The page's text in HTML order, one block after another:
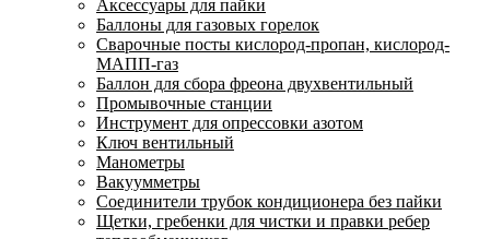
Аксессуары для пайки
Баллоны для газовых горелок
Сварочные посты кислород-пропан, кислород-
МАПП-газ
Баллон для сбора фреона двухвентильный
Промывочные станции
Инструмент для опрессовки азотом
Ключ вентильный
Манометры
Вакуумметры
Соединители трубок кондиционера без пайки
Щетки, гребенки для чистки и правки ребер